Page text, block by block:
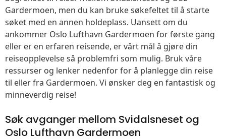
Gardermoen, men du kan bruke søkefeltet til å starte
søket med en annen holdeplass. Uansett om du
ankommer Oslo Lufthavn Gardermoen for første gang
eller er en erfaren reisende, er vårt mål å gjøre din
reiseopplevelse så problemfri som mulig. Bruk våre
ressurser og lenker nedenfor for å planlegge din reise
til eller fra Gardermoen. Vi ønsker deg en fantastisk og
minneverdig reise!
Søk avganger mellom Svidalsneset og
Oslo Lufthavn Gardermoen